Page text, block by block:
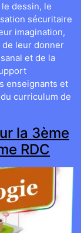
dessin, le
sécuritaire
imagination,
leur donner
et de la
enseignants et
curriculum de
la 3ème
RDC